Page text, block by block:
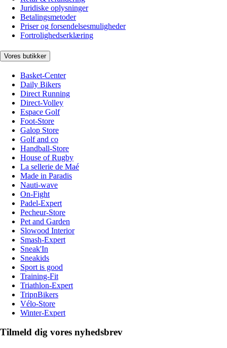
Juridiske oplysninger
Betalingsmetoder
Priser og forsendelsesmuligheder
Fortrolighedserklæring
Vores butikker
Basket-Center
Daily Bikers
Direct Running
Direct-Volley
Espace Golf
Foot-Store
Galop Store
Golf and co
Handball-Store
House of Rugby
La sellerie de Maé
Made in Paradis
Nauti-wave
On-Fight
Padel-Expert
Pecheur-Store
Pet and Garden
Slowood Interior
Smash-Expert
Sneak'In
Sneakids
Sport is good
Training-Fit
Triathlon-Expert
TripnBikers
Vélo-Store
Winter-Expert
Tilmeld dig vores nyhedsbrev